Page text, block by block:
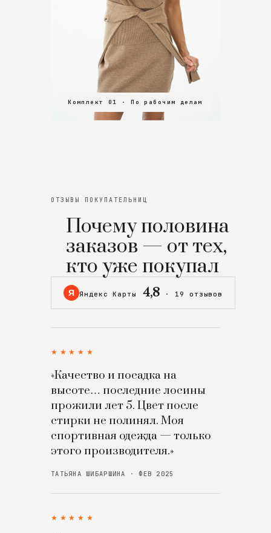
Комплект 01 · По рабочим делам
Комплект 02 · В зал
Комплект 03 · На особенный вечер
ОТЗЫВЫ ПОКУПАТЕЛЬНИЦ
Почему половина
заказов — от тех,
кто уже покупал
Я Яндекс Карты 4,8 · 19 отзывов
★★★★★
«Качество и посадка на
высоте… последние лосины
прожили лет 5. Цвет после
стирки не полинял. Моя
спортивная одежда — только
этого производителя.»
ТАТЬЯНА ШИБАРШИНА · ФЕВ 2025
★★★★★